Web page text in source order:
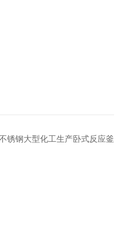
锈钢大型化工生产卧式反应釜